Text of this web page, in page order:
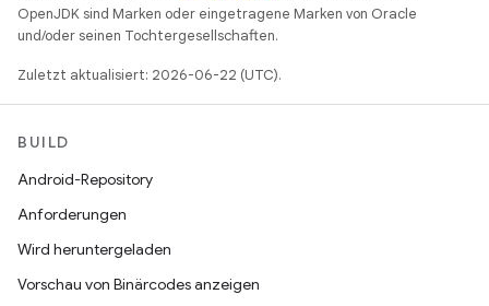
OpenJDK sind Marken oder eingetragene Marken von Oracle
und/oder seinen Tochtergesellschaften.
Zuletzt aktualisiert: 2026-06-22 (UTC).
BUILD
Android-Repository
Anforderungen
Wird heruntergeladen
Vorschau von Binärcodes anzeigen